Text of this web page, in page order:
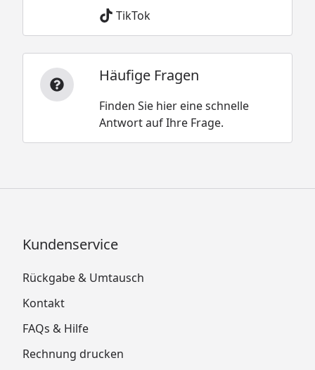
TikTok
Häufige Fragen
Finden Sie hier eine schnelle
Antwort auf Ihre Frage.
Kundenservice
Rückgabe & Umtausch
Kontakt
FAQs & Hilfe
Rechnung drucken